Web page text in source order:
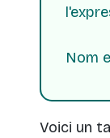
Nom
Voici un